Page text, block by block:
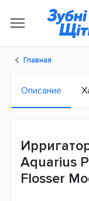
Главная
Описание
Aquarius
Flosser